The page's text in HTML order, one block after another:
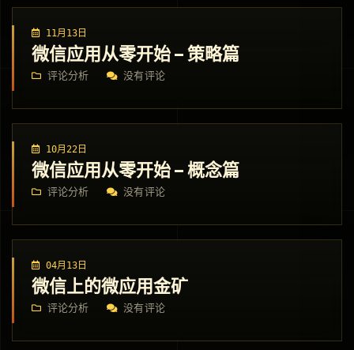
11月13日
微信应用从零开始 – 策略篇
评论分析 没有评论
10月22日
微信应用从零开始 – 概念篇
评论分析 没有评论
04月13日
微信上的微应用金矿
评论分析 没有评论